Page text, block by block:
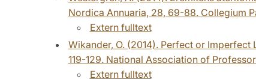
Nordica Annuaria, 28, 69-88. Collegium
Extern fulltext
Wikander, O. (2014). Perfect or Imperfect
119-129. National Association of
Extern fulltext